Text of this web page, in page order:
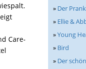
Care-
» Der
» Ellie &
»Young
» Bird
» Der